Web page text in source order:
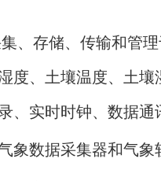
、存储、传输和管
度、土壤温度、土
、实时时钟、数据通
象数据采集器和气象